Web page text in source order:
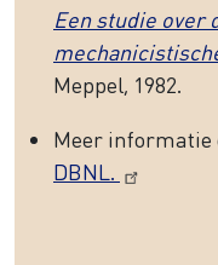
Een studie over
Meppel, 1982.
Meer informatie
DBNL.